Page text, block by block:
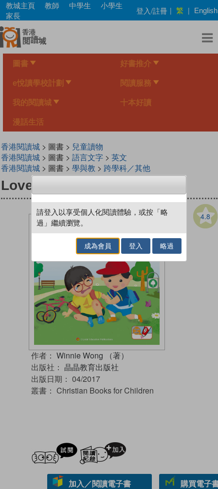
Skip
main
content
教城主頁 教師 中學生
小學生
家長
登入/註冊 | 繁 | English
圖書 好書推介
e悅讀學校計劃 閱讀服務
我的閱讀城 十本好讀
漫話生活
香港閱讀城> 圖書 > 兒童讀物
香港閱讀城> 圖書 > 語言文字> 英文
香港閱讀城> 圖書 > 學與教 > 跨學科／其他
Love is Helping Each Other
4.8
作者： Winnie Wong （著）
出版社： 晶晶教育出版社
出版日期： 04/2017
叢書： Christian Books for Children
試閲
加入／閱讀電子書 購買電子
請登入以享受個人化閱讀體驗，或按「略
過」繼續瀏覽。
成為會員 登入 略過